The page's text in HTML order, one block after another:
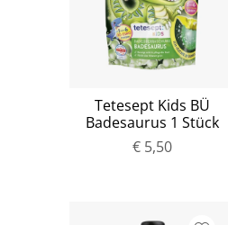
Tetesept Kids BÜ
Badesaurus 1 Stück
€ 5,50